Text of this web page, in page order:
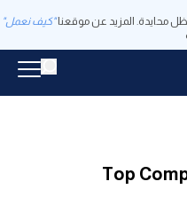
محايدة. المزيد عن موقعنا "كيف نعمل"
Top